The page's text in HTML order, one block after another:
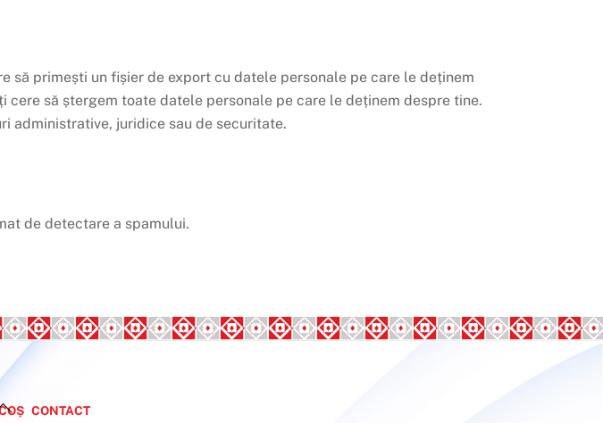
să primești un fișier de export cu datele personale pe care le deținem
să ștergem toate datele personale pe care le deținem despre tine.
administrative, juridice sau de securitate.
de detectare a spamului.
Back
CONTACT